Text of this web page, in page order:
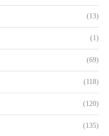
(13)
(1)
(69)
(118)
(120)
(135)